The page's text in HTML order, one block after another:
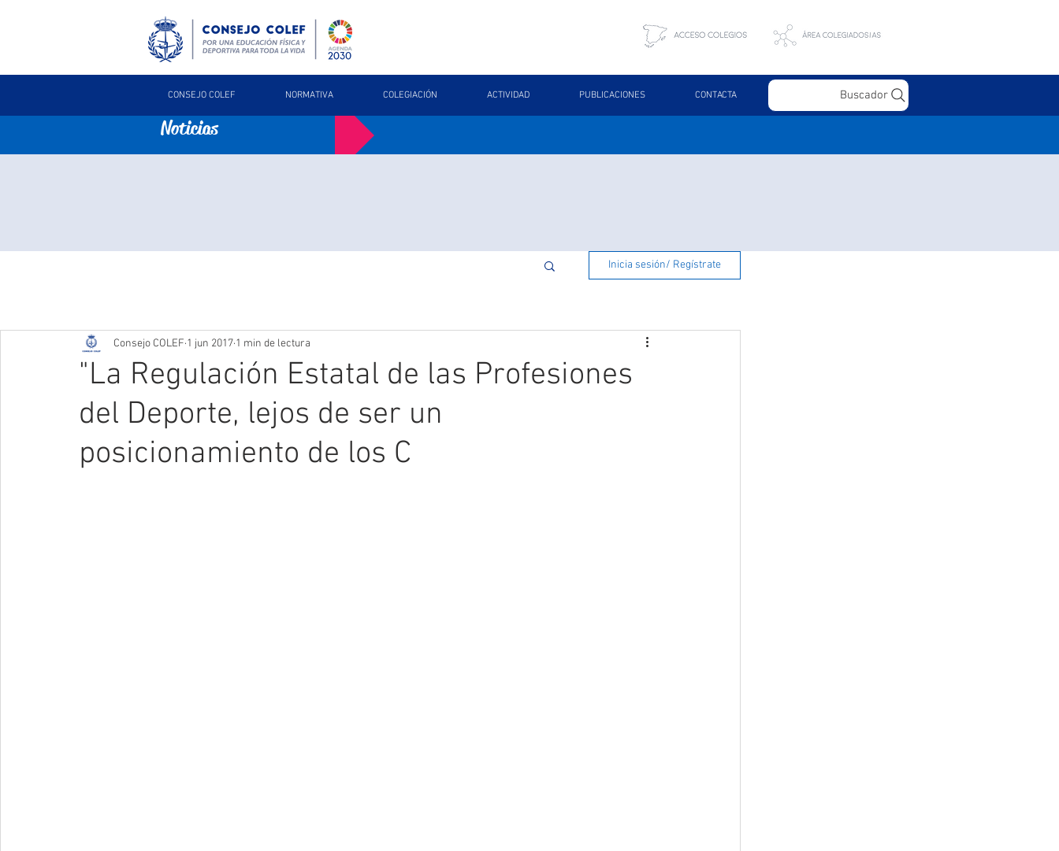
CONSEJO COLEF NORMATIVA COLEGIACIÓN ACTIVIDAD PUBLICACIONES CONTACTA Buscador
Noticias
Inicia sesión/ Regístrate
"La Regulación Estatal de las Profesiones
del Deporte, lejos de ser un
posicionamiento de los C
Consejo COLEF 1 jun 2017 1 min de lectura